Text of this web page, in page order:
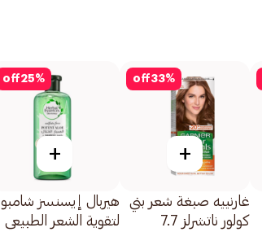
33%
off
+
غارنييه صبغة شعر بني
كولور ناتشرلز 7.7
25%
off
+
هيربال إيسنسز شامبو
لتقوية الشعر الطبيعي